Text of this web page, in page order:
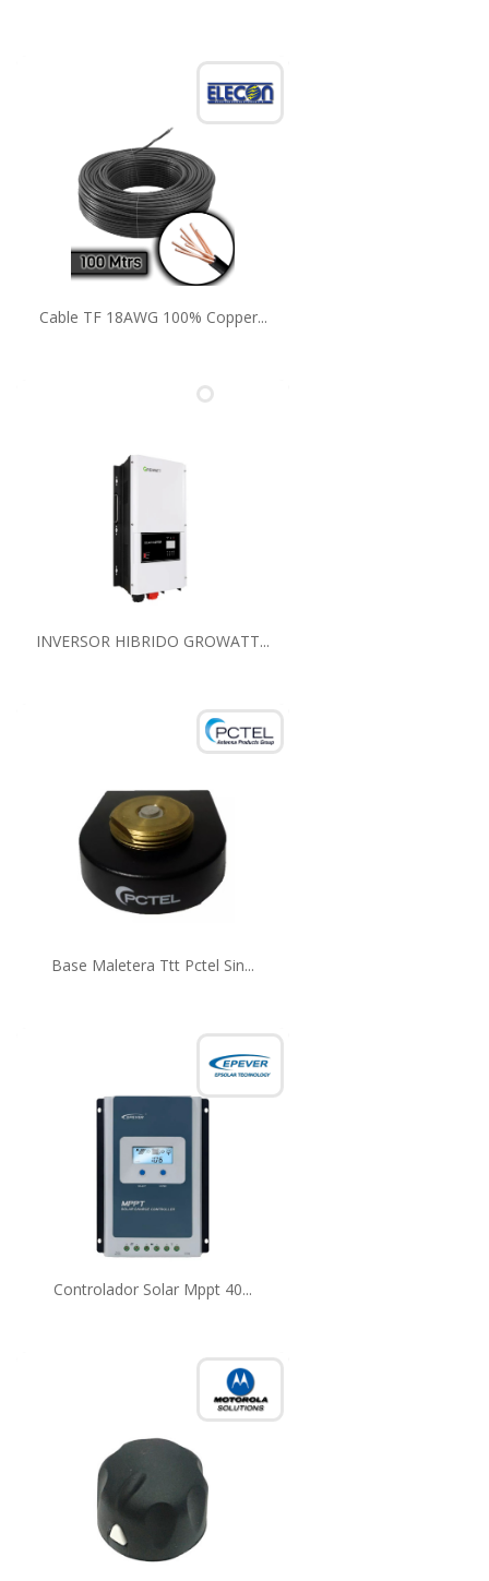
Cable TF 18AWG 100% Copper...
INVERSOR HIBRIDO GROWATT...
Base Maletera Ttt Pctel Sin...
Controlador Solar Mppt 40...